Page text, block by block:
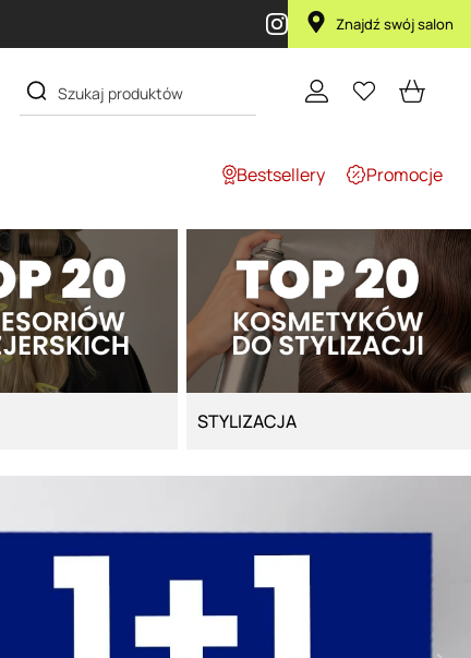
Znajdź swój salon
Bestsellery Promocje
STYLIZACJA